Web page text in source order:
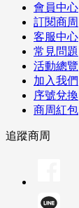
會員中心
訂閱商周
客服中心
常見問題
活動總覽
加入我們
序號兌換
商周紅包
追蹤商周